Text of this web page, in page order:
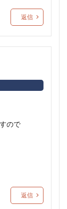
返信
ので
返信